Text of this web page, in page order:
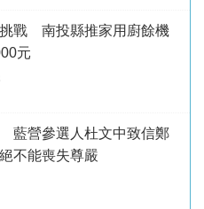
戰 南投縣推家用廚餘機
元
藍營參選人杜文中致信鄭
不能喪失尊嚴